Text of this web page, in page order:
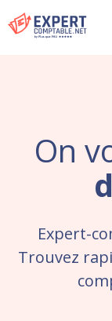
On
Expert-
Trouvez